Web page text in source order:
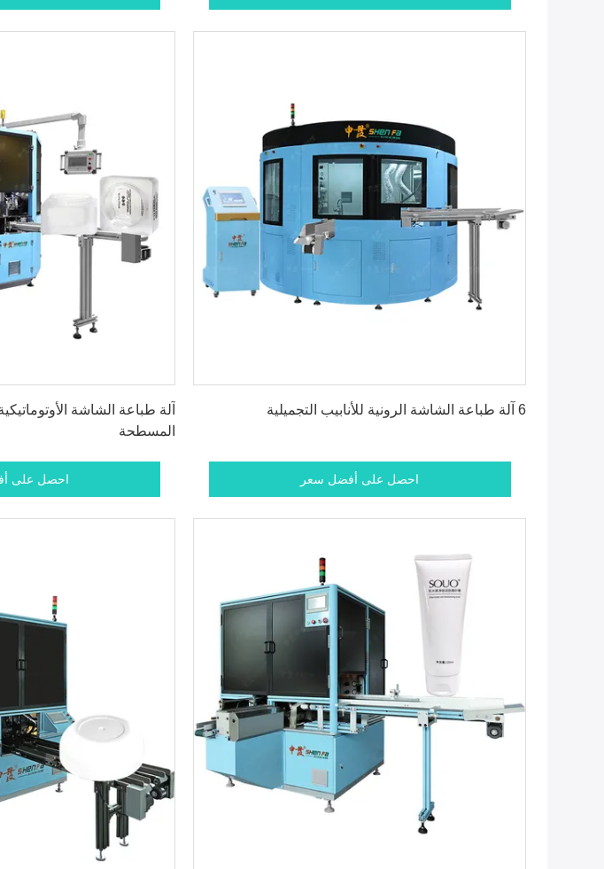
6 آلة طباعة الشاشة الرونية للأنابيب التجميلية
احصل على أفضل سعر
آلة طباعة الشاشة
المسطحة
احصل على